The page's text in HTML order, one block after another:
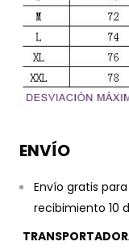
ENVÍO
Envío gratis
recibimiento 10